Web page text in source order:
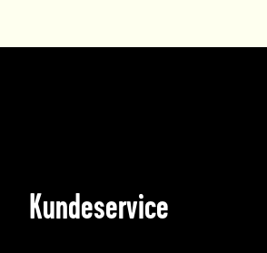
Kundeservice